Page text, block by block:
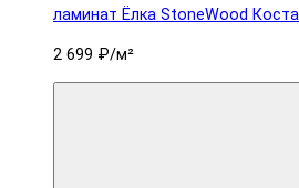
ламинат Ëлка StoneWood
2 699 ₽/м²